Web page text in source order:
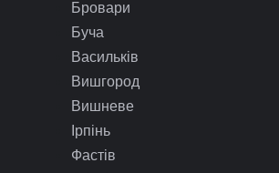
Бровари
Буча
Васильків
Вишгород
Вишневе
Ірпінь
Фастів